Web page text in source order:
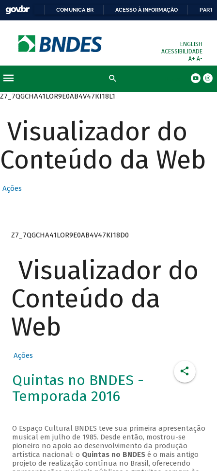
COMUNICA BR ACESSO À INFORMAÇÃO
ENGLISH
ACESSIBILIDADE
A+ A-
Z7_7QGCHA41LOR9E0AB4V47KI18L1
Visualizador do
Conteúdo da Web
Ações
Z7_7QGCHA41LOR9E0AB4V47KI18D0
Visualizador do
Conteúdo da
Web
Ações
Quintas no BNDES -
Temporada 2016
O Espaço Cultural BNDES teve sua primeira apresentação
musical em julho de 1985. Desde então, mostrou-se
pioneiro no apoio ao desenvolvimento da produção
artística nacional: o Quintas no BNDESé o mais antigo
projeto de realização contínua no Brasil, oferecendo